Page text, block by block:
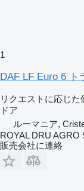
1
DAF LF Euro 6 ト
リクエストに応じた
ドア
ルーマニア,
ROYAL DRU AGRO
販売会社に連絡